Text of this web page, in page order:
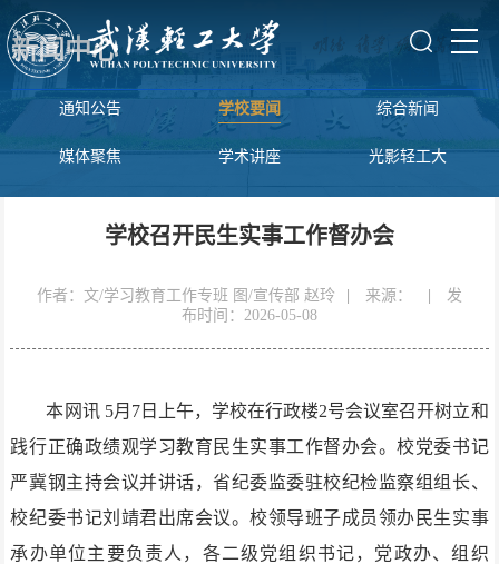
新闻中心
通知公告 学校要闻 综合新闻
媒体聚焦 学术讲座 光影轻工大
学校召开民生实事工作督办会
作者：文/学习教育工作专班 图/宣传部 赵玲 来源：
发
布时间：2026-05-08
本网讯5月7日上午，学校在行政楼2号会议室召开树立和
践行正确政绩观学习教育民生实事工作督办会。校党委书记
严冀钢主持会议并讲话，省纪委监委驻校纪检监察组组长、
校纪委书记刘靖君出席会议。校领导班子成员领办民生实事
承办单位主要负责人，各二级党组织书记，党政办、组织